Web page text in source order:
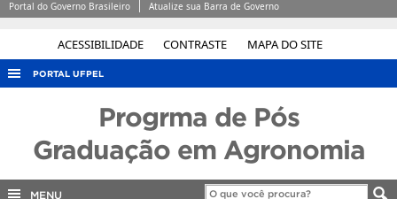
ACESSIBILIDADE CONTRASTE MAPA DO SITE
Portal do Governo Brasileiro Atualize sua Barra de Governo
PORTAL UFPEL
CONCURSOS
Progrma de Pós
Graduação em Agronomia
MENU